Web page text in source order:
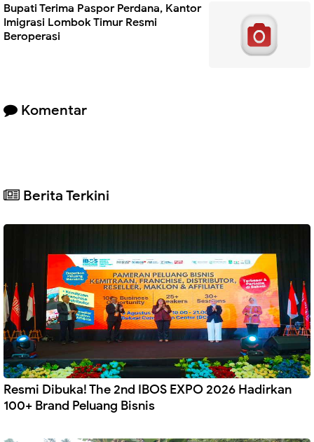
Bupati Terima Paspor Perdana, Kantor
Imigrasi Lombok Timur Resmi
Beroperasi
Komentar
Berita Terkini
Resmi Dibuka! The 2nd IBOS EXPO 2026 Hadirkan
100+ Brand Peluang Bisnis